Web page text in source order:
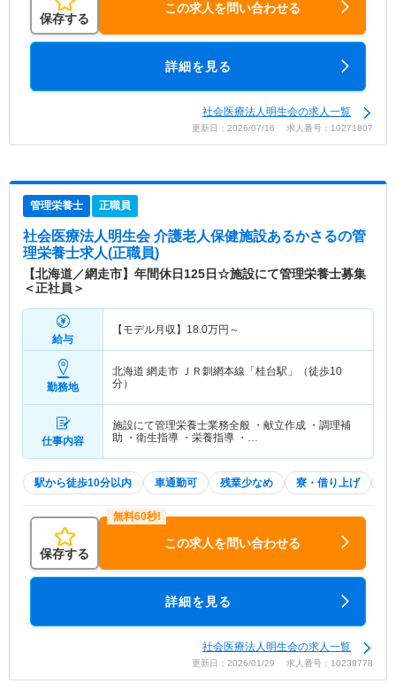
保存する
この求人を問い合わせる
詳細を見る
社会医療法人明生会の求人一覧
更新日：2026/07/16 求人番号：10271807
管理栄養士 正職員
社会医療法人明生会 介護老人保健施設あるかさるの管
理栄養士求人(正職員)
【北海道／網走市】年間休日125日☆施設にて管理栄養士募集
＜正社員＞
給与
【モデル月収】 18.0万円～
勤務地
北海道 網走市 ＪＲ釧網本線「桂台駅」（徒歩10
分）
仕事内容
施設にて管理栄養士業務全般 ・献立作成 ・調理補
助 ・衛生指導 ・栄養指導 ・…
駅から徒歩10分以内 車通勤可 残業少なめ 寮・借り上げ
保存する
この求人を問い合わせる
詳細を見る
社会医療法人明生会の求人一覧
更新日：2026/01/29 求人番号：10239778